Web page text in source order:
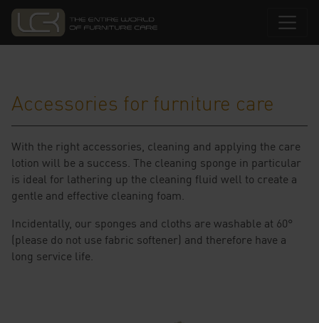
Accessories for furniture care
With the right accessories, cleaning and applying the care
lotion will be a success. The cleaning sponge in particular
is ideal for lathering up the cleaning fluid well to create a
gentle and effective cleaning foam.
Incidentally, our sponges and cloths are washable at 60°
(please do not use fabric softener) and therefore have a
long service life.